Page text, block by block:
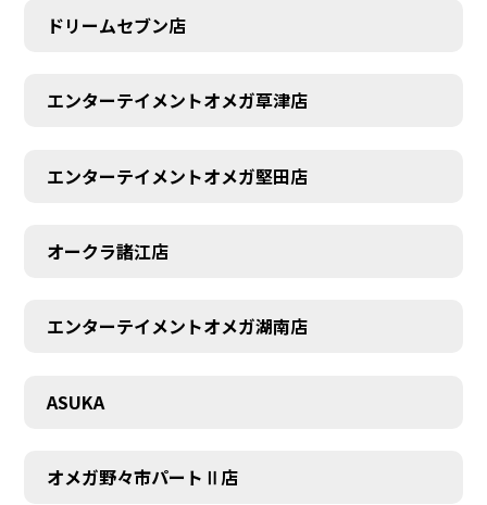
CONTACT
ドリームセブン店
エンターテイメントオメガ草津店
エンターテイメントオメガ堅田店
オークラ諸江店
エンターテイメントオメガ湖南店
ASUKA
オメガ野々市パートⅡ店